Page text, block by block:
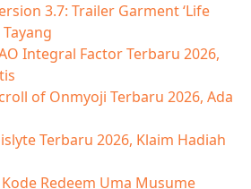
3.7: Trailer Garment ‘Life
Tayang
Integral Factor Terbaru 2026,
of Onmyoji Terbaru 2026, Ada
Terbaru 2026, Klaim Hadiah
Redeem Uma Musume